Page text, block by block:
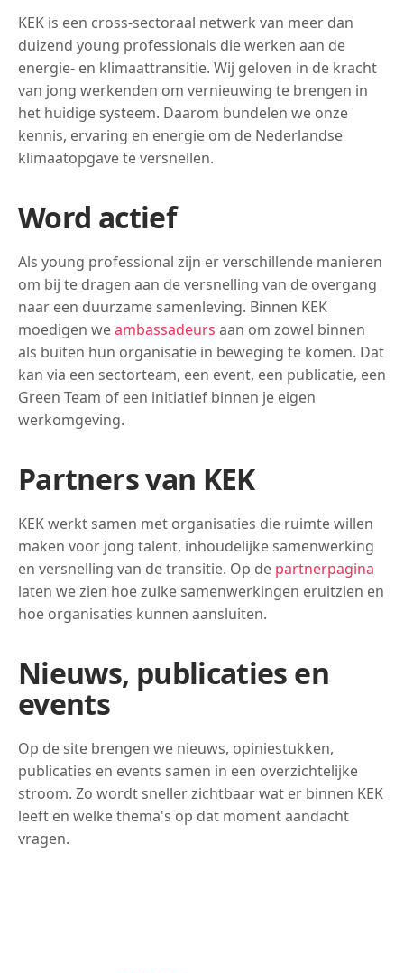
KEK is een cross-sectoraal netwerk van meer dan
duizend young professionals die werken aan de
energie- en klimaattransitie. Wij geloven in de kracht
van jong werkenden om vernieuwing te brengen in
het huidige systeem. Daarom bundelen we onze
kennis, ervaring en energie om de Nederlandse
klimaatopgave te versnellen.
Word actief
Als young professional zijn er verschillende manieren
om bij te dragen aan de versnelling van de overgang
naar een duurzame samenleving. Binnen KEK
moedigen weambassadeurs aan om zowel binnen
als buiten hun organisatie in beweging te komen. Dat
kan via een sectorteam, een event, een publicatie, een
Green Team of een initiatief binnen je eigen
werkomgeving.
Partners van KEK
KEK werkt samen met organisaties die ruimte willen
maken voor jong talent, inhoudelijke samenwerking
en versnelling van de transitie. Op de partnerpagina
laten we zien hoe zulke samenwerkingen eruitzien en
hoe organisaties kunnen aansluiten.
Nieuws, publicaties en
events
Op de site brengen we nieuws, opiniestukken,
publicaties en events samen in een overzichtelijke
stroom. Zo wordt sneller zichtbaar wat er binnen KEK
leeft en welke thema's op dat moment aandacht
vragen.